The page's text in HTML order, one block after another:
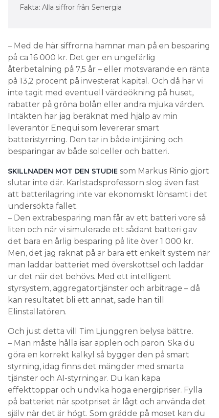
Fakta: Alla siffror från Senergia
– Med de här siffrorna hamnar man på en besparing
på ca 16 000 kr. Det ger en ungefärlig
återbetalning på 7,5 år – eller motsvarande en ränta
på 13,2 procent på investerat kapital. Och då har vi
inte tagit med eventuell värdeökning på huset,
rabatter på gröna bolån eller andra mjuka värden.
Intäkten har jag beräknat med hjälp av min
leverantör Enequi som levererar smart
batteristyrning. Den tar in både intjäning och
besparingar av både solceller och batteri.
SKILLNADEN MOT DEN STUDIE som Markus Rinio gjort
slutar inte där. Karlstadsprofessorn slog även fast
att batterilagring inte var ekonomiskt lönsamt i det
undersökta fallet.
– Den extrabesparing man får av ett batteri vore så
liten och när vi simulerade ett sådant batteri gav
det bara en årlig besparing på lite över 1 000 kr.
Men, det jag räknat på är bara ett enkelt system när
man laddar batteriet med överskottsel och laddar
ur det när det behövs. Med ett intelligent
styrsystem, aggregatortjänster och arbitrage – då
kan resultatet bli ett annat, sade han till
Elinstallatören.
Och just detta vill Tim Ljunggren belysa bättre.
– Man måste hålla isär äpplen och päron. Ska du
göra en korrekt kalkyl så bygger den på smart
styrning, idag finns det mängder med smarta
tjänster och AI-styrningar. Du kan kapa
effekttoppar och undvika höga energipriser. Fylla
på batteriet när spotpriset är lågt och använda det
själv när det är högt. Som grädde på moset kan du